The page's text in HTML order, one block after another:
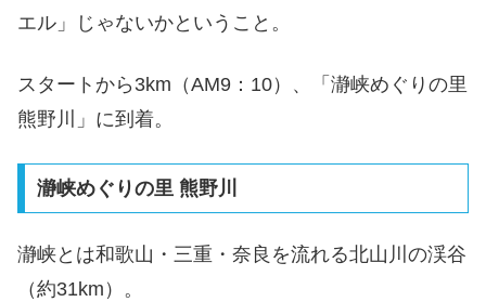
エル」じゃないかということ。
スタートから3km（AM9：10）、「瀞峡めぐりの里
熊野川」に到着。
瀞峡めぐりの里 熊野川
瀞峡とは和歌山・三重・奈良を流れる北山川の渓谷
（約31km）。